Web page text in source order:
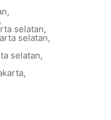
,
,
selatan,
selatan,
selatan,
,